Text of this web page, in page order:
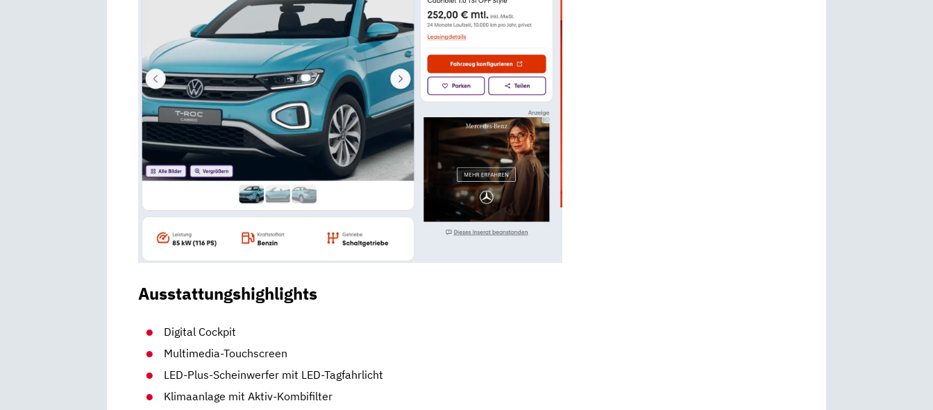
Ausstattungshighlights
Digital Cockpit
Multimedia-Touchscreen
LED-Plus-Scheinwerfer mit LED-Tagfahrlicht
Klimaanlage mit Aktiv-Kombifilter